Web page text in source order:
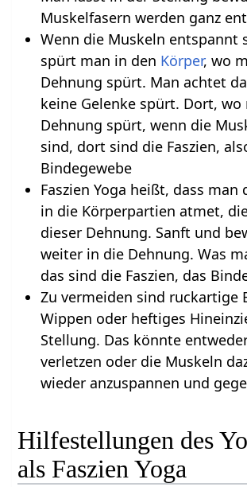
Muskelfasern werden ganz
Wenn die Muskeln entspannt
spürt man in den Körper, wo
Dehnung spürt. Man achtet
keine Gelenke spürt. Dort, wo
Dehnung spürt, wenn die
sind, dort sind die Faszien,
Bindegewebe
Faszien Yoga heißt, dass man
in die Körperpartien atmet,
dieser Dehnung. Sanft und
weiter in die Dehnung. Was
das sind die Faszien, das
Zu vermeiden sind ruckartige
Wippen oder heftiges
Stellung. Das könnte
verletzen oder die Muskeln
wieder anzuspannen und
Hilfestellungen des
als Faszien Yoga